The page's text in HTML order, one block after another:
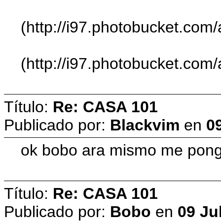
(http://
(http://
Título: Re: CASA 101
Publicado por: Blackvim en
ok bobo ara mismo me
Título: Re: CASA 101
Publicado por: Bobo en 09